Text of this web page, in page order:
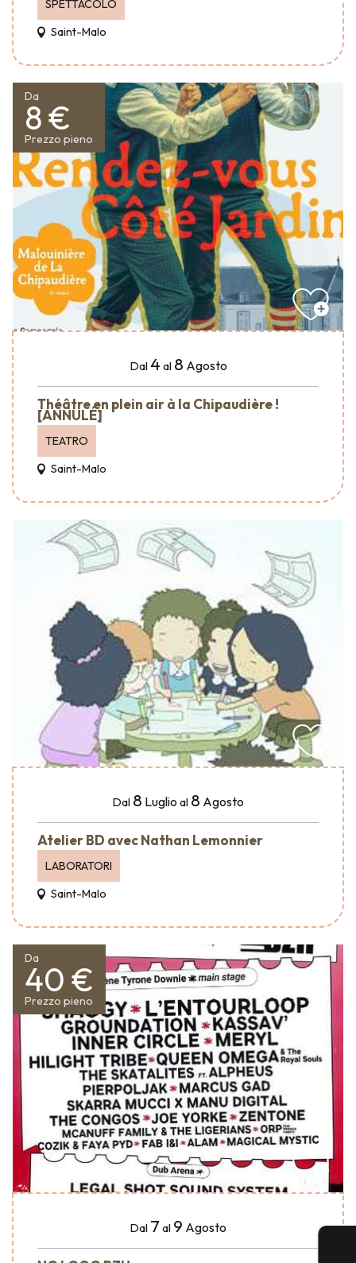
SPETTACOLO
Saint-Malo
Da
8 €
Prezzo pieno
Dal4 al 8 Agosto
Théâtre en plein air à la Chipaudière !
[ANNULÉ]
TEATRO
Saint-Malo
Dal 8 Luglio al 8 Agosto
Atelier BD avec Nathan Lemonnier
LABORATORI
Saint-Malo
Da
40 €
Prezzo pieno
Dal 7 al 9 Agosto